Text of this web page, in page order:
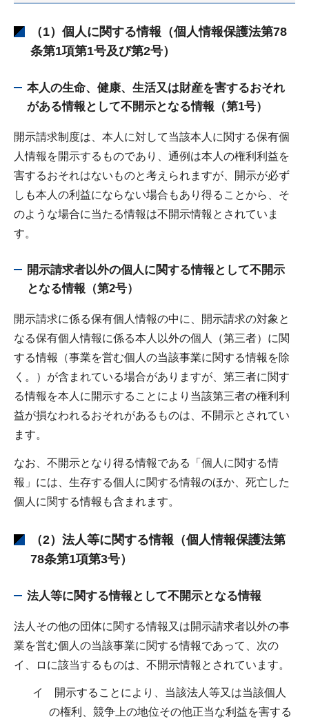
（1）個人に関する情報（個人情報保護法第78
条第1項第1号及び第2号）
本人の生命、健康、生活又は財産を害するおそれ
がある情報として不開示となる情報（第1号）
開示請求制度は、本人に対して当該本人に関する保有個
人情報を開示するものであり、通例は本人の権利利益を
害するおそれはないものと考えられますが、開示が必ず
しも本人の利益にならない場合もあり得ることから、そ
のような場合に当たる情報は不開示情報とされていま
す。
開示請求者以外の個人に関する情報として不開示
となる情報（第2号）
開示請求に係る保有個人情報の中に、開示請求の対象と
なる保有個人情報に係る本人以外の個人（第三者）に関
する情報（事業を営む個人の当該事業に関する情報を除
く。）が含まれている場合がありますが、第三者に関す
る情報を本人に開示することにより当該第三者の権利利
益が損なわれるおそれがあるものは、不開示とされてい
ます。
なお、不開示となり得る情報である「個人に関する情
報」には、生存する個人に関する情報のほか、死亡した
個人に関する情報も含まれます。
（2）法人等に関する情報（個人情報保護法第
78条第1項第3号）
法人等に関する情報として不開示となる情報
法人その他の団体に関する情報又は開示請求者以外の事
業を営む個人の当該事業に関する情報であって、次の
イ、ロに該当するものは、不開示情報とされています。
イ 開示することにより、当該法人等又は当該個人
の権利、競争上の地位その他正当な利益を害する